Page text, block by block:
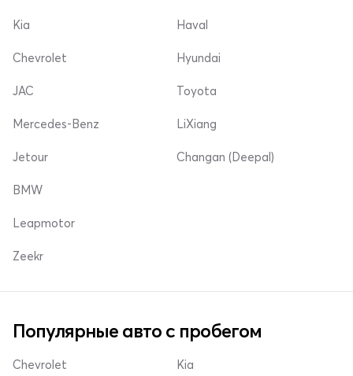
Kia
Chevrolet
Haval
Hyundai
JAC
Mercedes-Benz
Jetour
Toyota
LiXiang
Changan (Deepal)
BMW
Leapmotor
Zeekr
Популярные авто с пробегом
Chevrolet Kia